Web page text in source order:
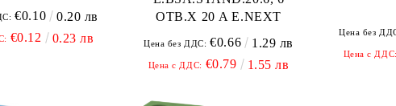
€0.10 0.20 лв
€0.12 0.23 лв
ОТВ.Х 20 A E.NEXT
Цена без ДДС: €0.66 1.29 лв
Цена с ДДС: €0.79 1.55 лв
Цена без
Цена с ДДС: